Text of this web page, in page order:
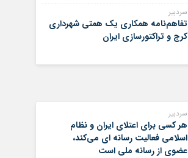
سردبیر
تفاهم‌نامه همکاری یک همتی شهرداری
کرج و تراکتورسازی ایران
سردبیر
هر کسی برای اعتلای ایران و نظام
اسلامی فعالیت رسانه ای می‌کند،
عضوی از رسانه ملی است